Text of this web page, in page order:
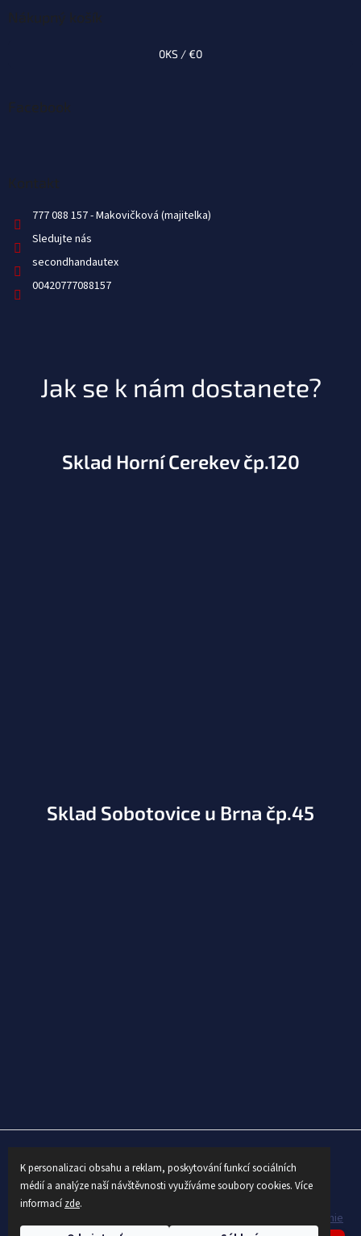
K personalizaci obsahu a reklam, poskytování funkcí sociálních
médií a analýze naší návštěvnosti využíváme soubory cookies. Více
informacízde.
Nákupný košík
0KS /€0
Facebook
Kontakt
777 088 157
Sledujte nás
secondhandautex
00420777088157
Jak se k nám dostanete?
Sklad Horní Cerekev čp.120
Sklad Sobotovice u Brna čp.45
Vytvoril Shoptet
Upraviť nastavenie